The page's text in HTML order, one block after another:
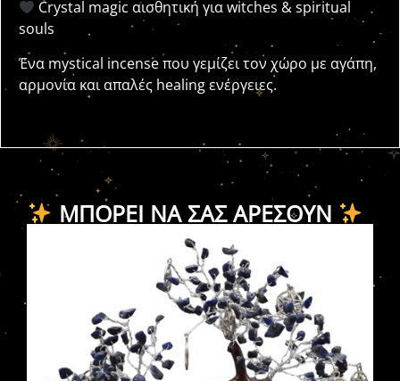
Crystal magic αισθητική για witches & spiritual
souls
Ένα mystical incense που γεμίζει τον χώρο με αγάπη,
αρμονία και απαλές healing ενέργειες.
ΜΠΟΡΕΊ ΝΑ ΣΑΣ ΑΡΈΣΟΥΝ